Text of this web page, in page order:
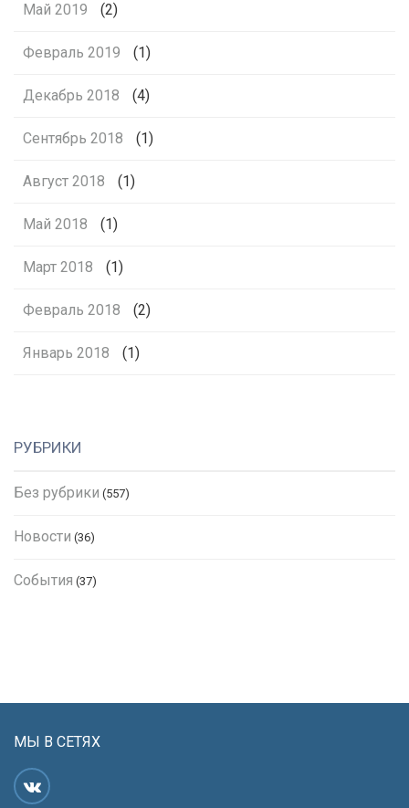
Май 2019 (2)
Февраль 2019 (1)
Декабрь 2018 (4)
Сентябрь 2018 (1)
Август 2018 (1)
Май 2018 (1)
Март 2018 (1)
Февраль 2018 (2)
Январь 2018 (1)
РУБРИКИ
Без рубрики (557)
Новости (36)
События (37)
МЫ В СЕТЯХ